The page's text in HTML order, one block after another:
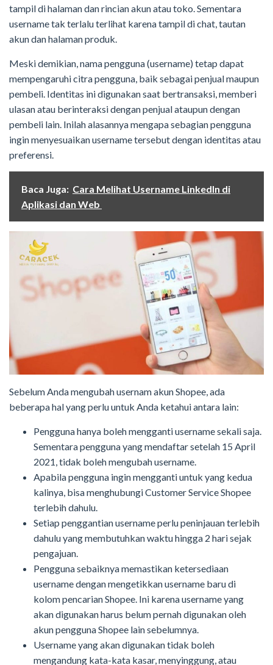
tampil di halaman dan rincian akun atau toko. Sementara
username tak terlalu terlihat karena tampil di chat, tautan
akun dan halaman produk.
Meski demikian, nama pengguna (username) tetap dapat
mempengaruhi citra pengguna, baik sebagai penjual maupun
pembeli. Identitas ini digunakan saat bertransaksi, memberi
ulasan atau berinteraksi dengan penjual ataupun dengan
pembeli lain. Inilah alasannya mengapa sebagian pengguna
ingin menyesuaikan username tersebut dengan identitas atau
preferensi.
Baca Juga: Cara Melihat Username LinkedIn di
Aplikasi dan Web
Sebelum Anda mengubah usernam akun Shopee, ada
beberapa hal yang perlu untuk Anda ketahui antara lain:
Pengguna hanya boleh mengganti username sekali saja.
Sementara pengguna yang mendaftar setelah 15 April
2021, tidak boleh mengubah username.
Apabila pengguna ingin mengganti untuk yang kedua
kalinya, bisa menghubungi Customer Service Shopee
terlebih dahulu.
Setiap penggantian username perlu peninjauan terlebih
dahulu yang membutuhkan waktu hingga 2 hari sejak
pengajuan.
Pengguna sebaiknya memastikan ketersediaan
username dengan mengetikkan username baru di
kolom pencarian Shopee. Ini karena username yang
akan digunakan harus belum pernah digunakan oleh
akun pengguna Shopee lain sebelumnya.
Username yang akan digunakan tidak boleh
mengandung kata-kata kasar, menyinggung, atau